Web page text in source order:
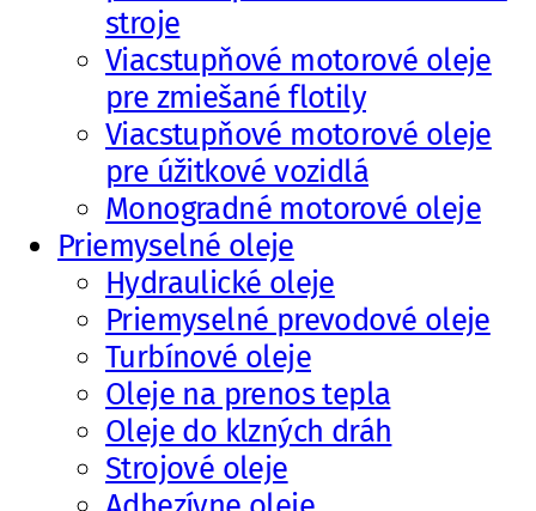
stroje
Viacstupňové motorové oleje
pre zmiešané flotily
Viacstupňové motorové oleje
pre úžitkové vozidlá
Monogradné motorové oleje
Priemyselné oleje
Hydraulické oleje
Priemyselné prevodové oleje
Turbínové oleje
Oleje na prenos tepla
Oleje do klzných dráh
Strojové oleje